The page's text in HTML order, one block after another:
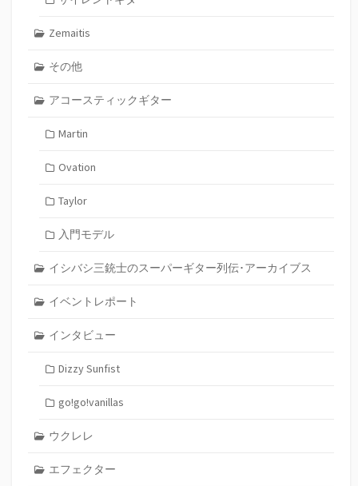
Zemaitis
その他
アコースティックギター
Martin
Ovation
Taylor
入門モデル
イシバシ三銃士のスーパーギター列伝･アーカイブス
イベントレポート
インタビュー
Dizzy Sunfist
go!go!vanillas
ウクレレ
エフェクター